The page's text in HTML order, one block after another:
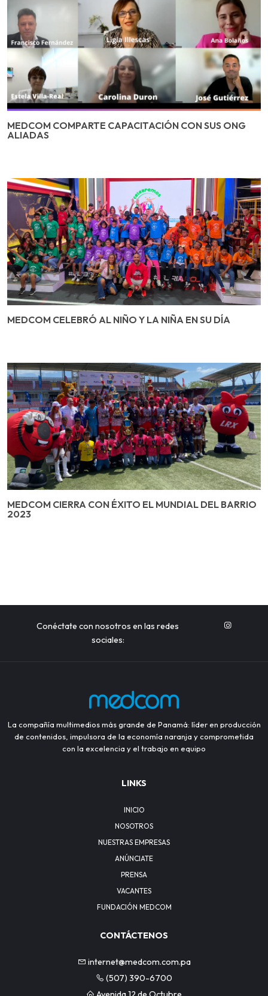
MEDCOM COMPARTE CAPACITACIÓN CON SUS ONG
ALIADAS
MEDCOM CELEBRÓ AL NIÑO Y LA NIÑA EN SU DÍA
MEDCOM CIERRA CON ÉXITO EL MUNDIAL DEL BARRIO
2023
Conéctate con nosotros en las redes
sociales:
La compañía multimedios más grande de Panamá: líder en producción
de contenidos, impulsora de la economía naranja y comprometida
con la excelencia y el trabajo en equipo
LINKS
INICIO
NOSOTROS
NUESTRAS EMPRESAS
ANÚNCIATE
PRENSA
VACANTES
FUNDACIÓN MEDCOM
CONTÁCTENOS
internet@medcom.com.pa
(507) 390-6700